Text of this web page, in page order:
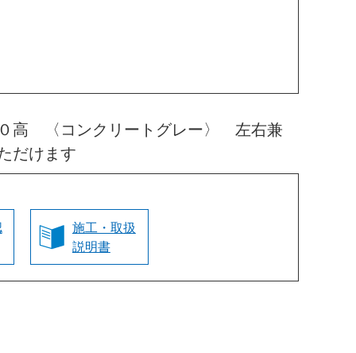
〈コンクリートグレー〉 左右兼
だけます
施工・取扱
説明書